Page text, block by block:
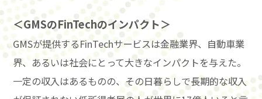
＜GMSのFinTechのインパクト＞
GMSが提供するFinTechサービスは金融業界、自動車業
界、あるいは社会にとって大きなインパクトを与えた。
一定の収入はあるものの、その日暮らしで長期的な収入